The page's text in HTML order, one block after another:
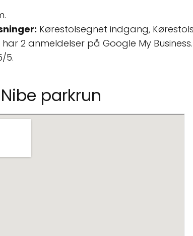
Kørestolsegnet indgang,
2 anmeldelser på Google My Business.
5.
parkrun